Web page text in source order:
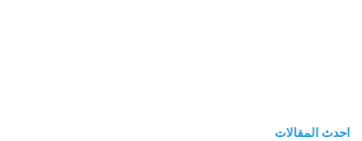
احدث المقالات